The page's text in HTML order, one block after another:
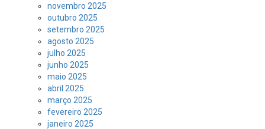
novembro 2025
outubro 2025
setembro 2025
agosto 2025
julho 2025
junho 2025
maio 2025
abril 2025
março 2025
fevereiro 2025
janeiro 2025